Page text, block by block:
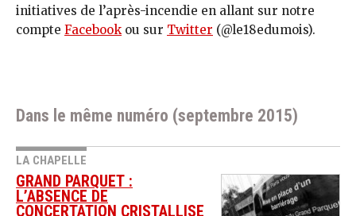
initiatives de l’après-incendie en allant sur notre
compte Facebookou sur Twitter (@le18edumois).
Dans le même numéro (septembre 2015)
LA CHAPELLE
GRAND PARQUET :
L’ABSENCE DE
CONCERTATION CRISTALLISE